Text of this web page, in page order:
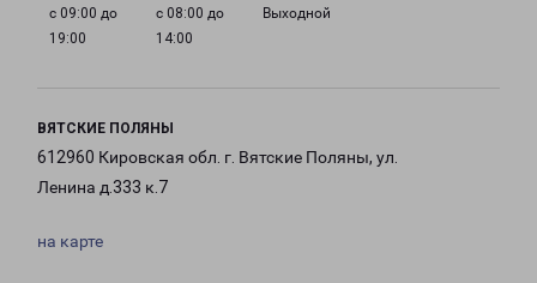
с 09:00 до
19:00
с 08:00 до
14:00
Выходной
ВЯТСКИЕ ПОЛЯНЫ
612960 Кировская обл. г. Вятские Поляны, ул.
Ленина д.333 к.7
на карте